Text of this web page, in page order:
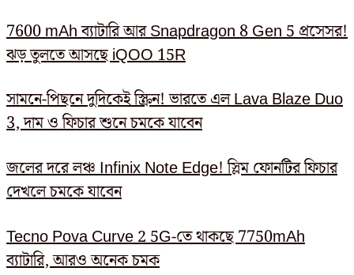
7600 mAh ব্যাটারি আর Snapdragon 8 Gen 5 প্রসেসর!
ঝড় তুলতে আসছে iQOO 15R
সামনে-পিছনে দুদিকেই স্ক্রিন! ভারতে এল Lava Blaze Duo
3, দাম ও ফিচার শুনে চমকে যাবেন
জলের দরে লঞ্চ Infinix Note Edge! স্লিম ফোনটির ফিচার
দেখলে চমকে যাবেন
Tecno Pova Curve 2 5G-তে থাকছে 7750mAh
ব্যাটারি, আরও অনেক চমক